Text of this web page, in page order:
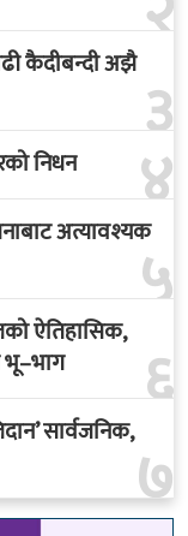
३
कैदीबन्दी अझै
४
निधन
५
अत्यावश्यक
६
ऐतिहासिक,
भू–भाग
७
सार्वजनिक,